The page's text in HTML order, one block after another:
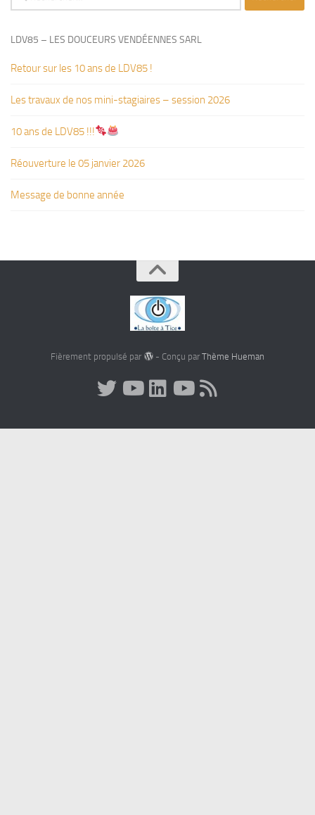
LDV85 – LES DOUCEURS VENDÉENNES SARL
Retour sur les 10 ans de LDV85 !
Les travaux de nos mini-stagiaires – session 2026 ‍‍‍‍‍
10 ans de LDV85 !!!
Réouverture le 05 janvier 2026
Message de bonne année
Fièrement propulsé par - Conçu par Thème Hueman